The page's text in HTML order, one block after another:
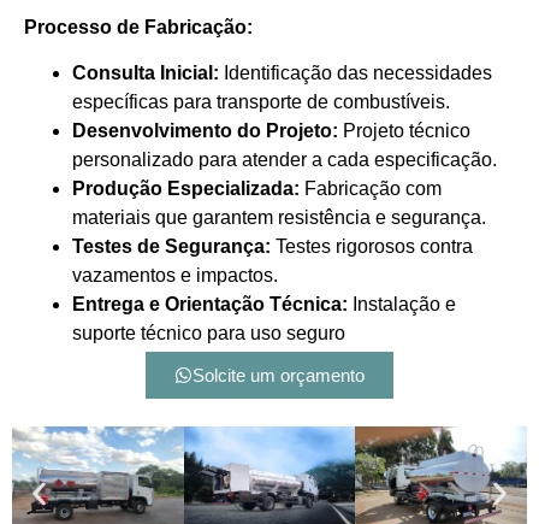
Processo de Fabricação:
Consulta Inicial: Identificação das necessidades
específicas para transporte de combustíveis.
Desenvolvimento do Projeto: Projeto técnico
personalizado para atender a cada especificação.
Produção Especializada: Fabricação com
materiais que garantem resistência e segurança.
Testes de Segurança: Testes rigorosos contra
vazamentos e impactos.
Entrega e Orientação Técnica: Instalação e
suporte técnico para uso seguro
Solcite um orçamento